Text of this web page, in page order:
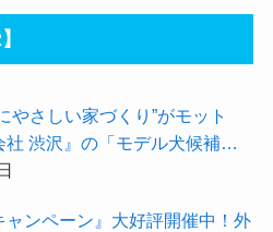
やさしい家づくり”がモット
社 渋沢』の「モデル犬候補」
した★『テーマ別 住宅相談
ャンペーン』大好評開催中！外